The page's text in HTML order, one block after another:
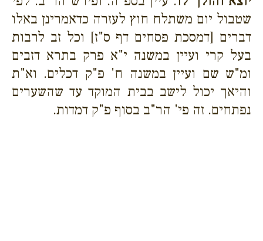
שטבול יום משתלח חוץ לעזרה כדאמרינן באלו
דברים [דמסכת פסחים דף ס"ז] וכל זב לרבות
בעל קרי ועיין במשנה י"א פרק בתרא דזבים
ומ"ש שם ועיין במשנה ח' פ"ק דכלים. וא"ת
והיאך יכול לישב בבית המוקד עד שהשערים
נפתחים. זה פי' הר"ב בסוף פ"ק דמדות.